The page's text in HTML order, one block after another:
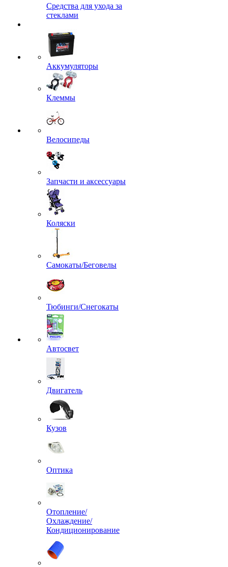
Средства для ухода за
стеклами
Аккумуляторы
Клеммы
Велосипеды
Запчасти и аксессуары
Коляски
Самокаты/Беговелы
Тюбинги/Снегокаты
Автосвет
Двигатель
Кузов
Оптика
Отопление/
Охлаждение/
Кондиционирование